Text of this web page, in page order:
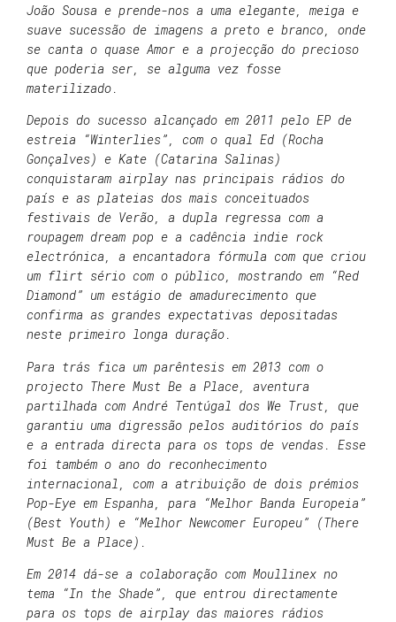
João Sousa e prende-nos a uma elegante, meiga e
suave sucessão de imagens a preto e branco, onde
se canta o quase Amor e a projecção do precioso
que poderia ser, se alguma vez fosse
materilizado.
Depois do sucesso alcançado em 2011 pelo EP de
estreia “Winterlies”, com o qual Ed (Rocha
Gonçalves) e Kate (Catarina Salinas)
conquistaram airplay nas principais rádios do
país e as plateias dos mais conceituados
festivais de Verão, a dupla regressa com a
roupagem dream pop e a cadência indie rock
electrónica, a encantadora fórmula com que criou
um flirt sério com o público, mostrando em “Red
Diamond” um estágio de amadurecimento que
confirma as grandes expectativas depositadas
neste primeiro longa duração.
Para trás fica um parêntesis em 2013 com o
projecto There Must Be a Place, aventura
partilhada com André Tentúgal dos We Trust, que
garantiu uma digressão pelos auditórios do país
e a entrada directa para os tops de vendas. Esse
foi também o ano do reconhecimento
internacional, com a atribuição de dois prémios
Pop-Eye em Espanha, para “Melhor Banda Europeia”
(Best Youth) e “Melhor Newcomer Europeu” (There
Must Be a Place).
Em 2014 dá-se a colaboração com Moullinex no
tema “In the Shade”, que entrou directamente
para os tops de airplay das maiores rádios